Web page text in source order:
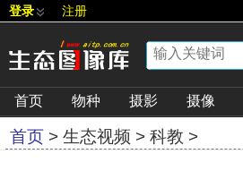
登录 注册
首页 物种 摄影 摄像
首页 > 生态视频 > 科教 >